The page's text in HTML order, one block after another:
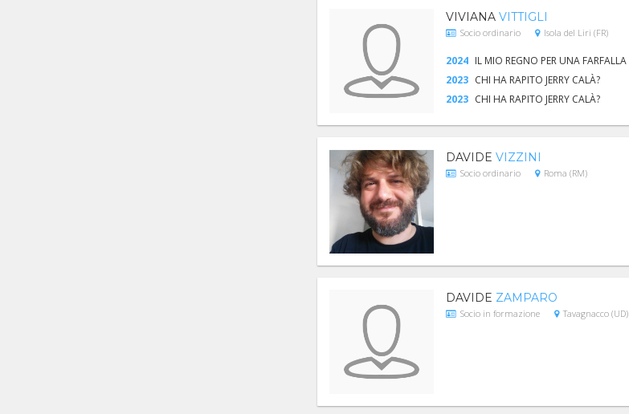
VIVIANA VITTIGLI
Socio ordinario Isola del Liri (FR)
2024 IL MIO REGNO PER UNA FARFALLA
2023 CHI HA RAPITO JERRY CALÀ?
2023 CHI HA RAPITO JERRY CALÀ?
DAVIDE VIZZINI
Socio ordinario Roma (RM)
DAVIDE ZAMPARO
Socio in formazione Tavagnacco (UD)